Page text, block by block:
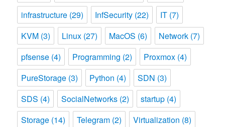
infrastructure (29) InfSecurity (22) IT (7)
KVM (3) Linux (27) MacOS (6) Network (7)
pfsense (4) Programming (2) Proxmox (4)
PureStorage (3) Python (4) SDN (3)
SDS (4) SocialNetworks (2) startup (4)
Storage (14) Telegram (2) Virtualization (8)